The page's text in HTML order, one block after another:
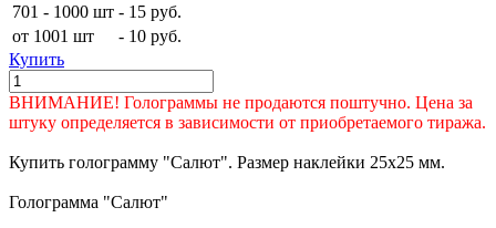
701 - 1000 шт - 15 руб.
от 1001 шт
- 10 руб.
Купить
ВНИМАНИЕ! Голограммы не продаются поштучно. Цена за
штуку определяется в зависимости от приобретаемого тиража.
Купить голограмму "Салют". Размер наклейки 25х25 мм.
Голограмма "Салют"